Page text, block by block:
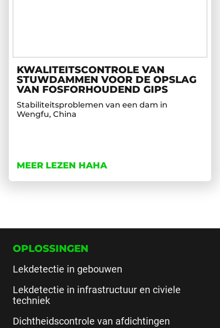
KWALITEITSCONTROLE VAN
STUWDAMMEN VOOR DE OPSLAG
VAN FOSFORHOUDEND GIPS
Stabiliteitsproblemen van een dam in
Wengfu, China
MEER LEZEN HAHA
OPLOSSINGEN
Lekdetectie in gebouwen
Lekdetectie in infrastructuur en civiele
techniek
Dichtheidscontrole van afdichtingen